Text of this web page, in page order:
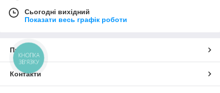
Сьогодні вихідний
Показати весь графік роботи
Про нас
Контакти
КНОПКА
ЗВ'ЯЗКУ